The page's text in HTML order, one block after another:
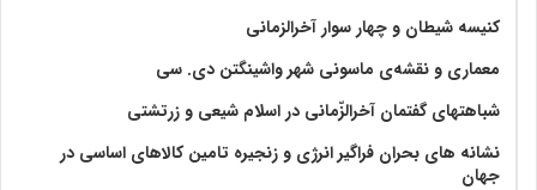
کنیسه شیطان و چهار سوار آخرالزمانی
معماری و نقشه‌ی ماسونی شهر واشينگتن دی. سی
شباهتهای گفتمان آخر‌الزّمانی در اسلام شیعی و زرتشتی
نشانه های بحران فراگیر انرژی و زنجیره تامین کالاهای اساسی در
جهان